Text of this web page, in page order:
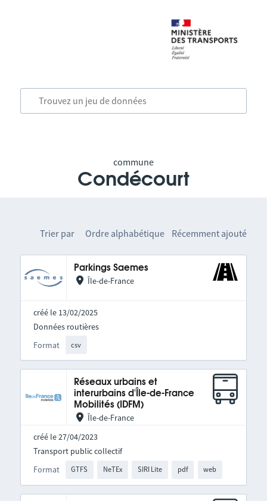
commune
Condécourt
Trier par Ordre alphabétique Récemment ajouté
Parkings Saemes
Île-de-France
créé le 13/02/2025
Format csv
Données routières
Réseaux urbains et
interurbains d'Île-de-France
Mobilités (IDFM)
Île-de-France
créé le 27/04/2023
Format GTFS NeTEx SIRI Lite pdf web
Transport public collectif